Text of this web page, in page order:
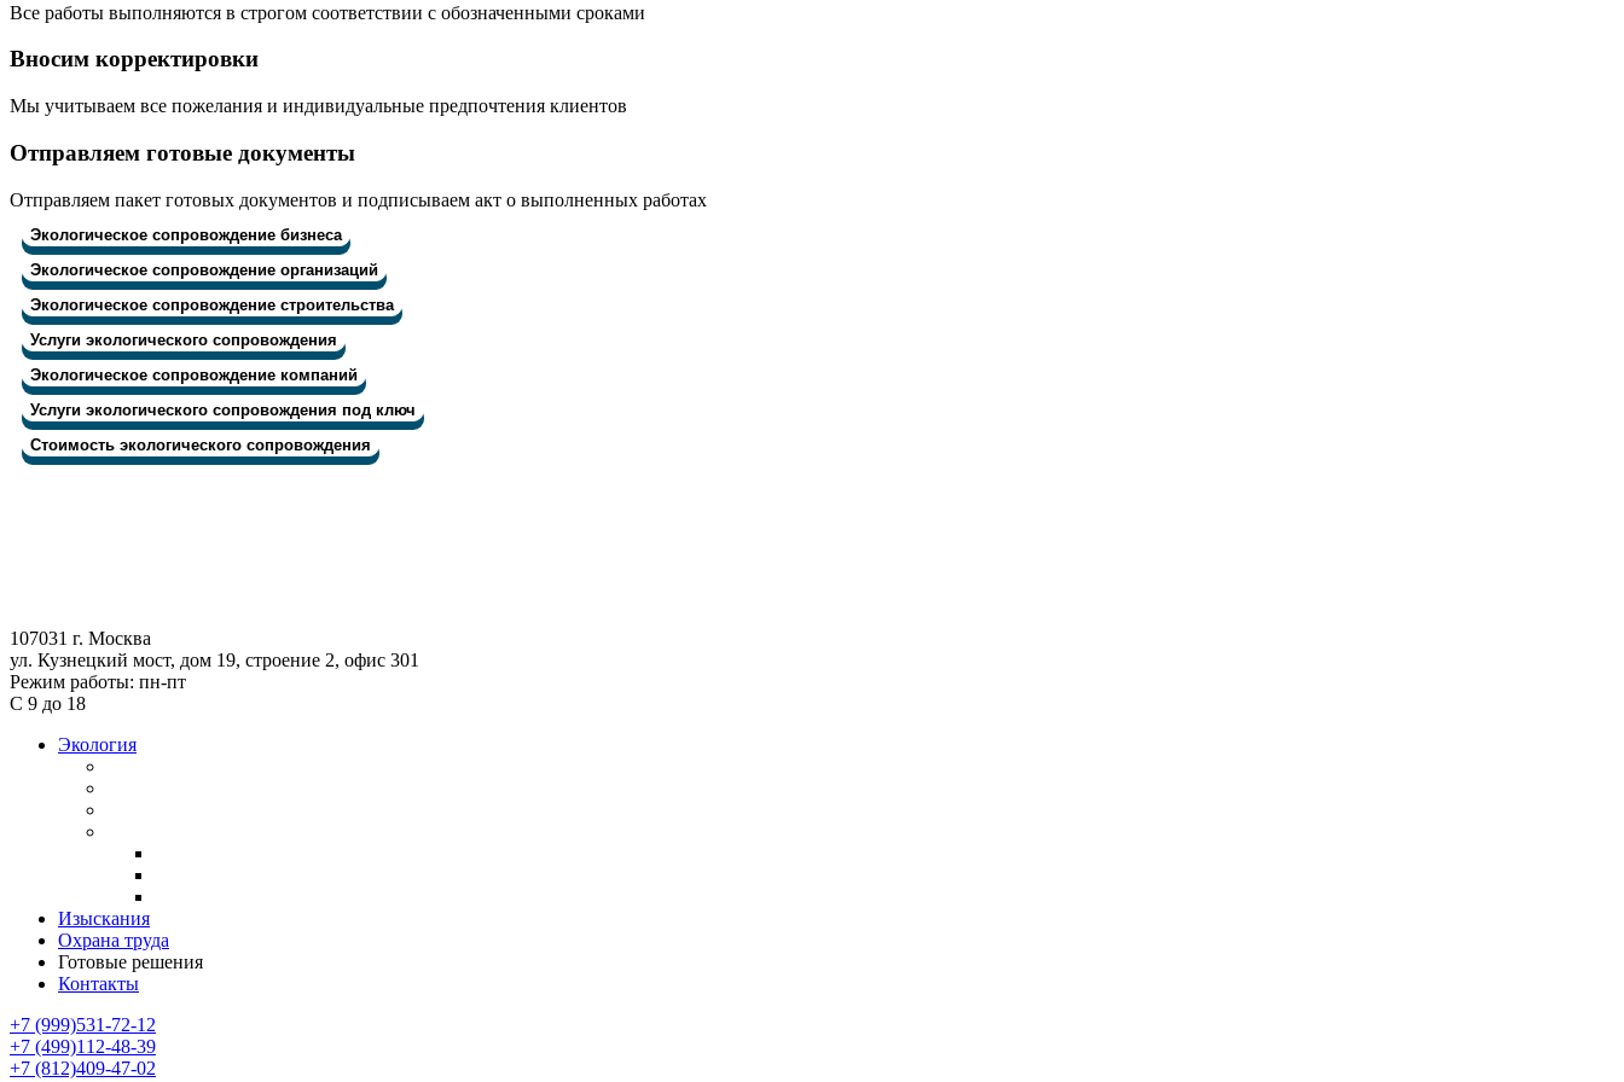
Все работы выполняются в строгом соответствии с обозначенными сроками
Вносим корректировки
Мы учитываем все пожелания и индивидуальные предпочтения клиентов
Отправляем готовые документы
Отправляем пакет готовых документов и подписываем акт о выполненных работах
Экологическое сопровождение бизнеса
Экологическое сопровождение организаций
Экологическое сопровождение строительства
Услуги экологического сопровождения
Экологическое сопровождение компаний
Услуги экологического сопровождения под ключ
Стоимость экологического сопровождения
107031 г. Москва
ул. Кузнецкий мост, дом 19, строение 2, офис 301
Режим работы: пн-пт
С 9 до 18
Экология
Изыскания
Охрана труда
Готовые решения
Контакты
+7 (999)531-72-12
+7 (499)112-48-39
+7 (812)409-47-02